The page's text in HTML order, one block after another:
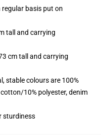
basis put on
tall and carrying
cm tall and carrying
stable colours are 100%
10% polyester, denim
sturdiness